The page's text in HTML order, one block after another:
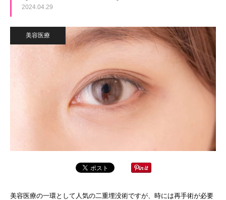
2024.04.29
美容医療
美容医療の一環として人気の二重埋没術ですが、時には再手術が必要